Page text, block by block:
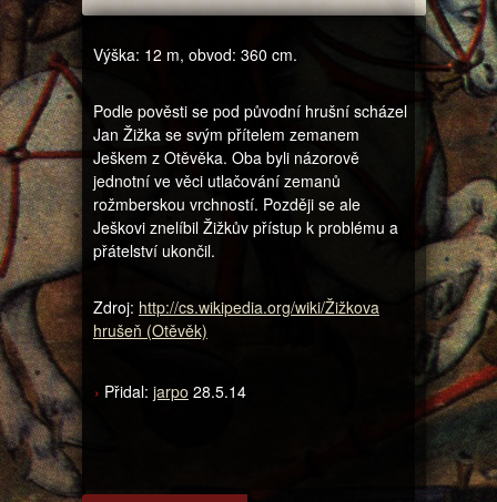
Výška: 12 m, obvod: 360 cm.
Podle pověsti se pod původní hrušní scházel
Jan Žižka se svým přítelem zemanem
Ješkem z Otěvěka. Oba byli názorově
jednotní ve věci utlačování zemanů
rožmberskou vrchností. Později se ale
Ješkovi znelíbil Žižkův přístup k problému a
přátelství ukončil.
Zdroj: http://cs.wikipedia.org/wiki/Žižkova
hrušeň (Otěvěk)
Přidal: jarpo 28.5.14